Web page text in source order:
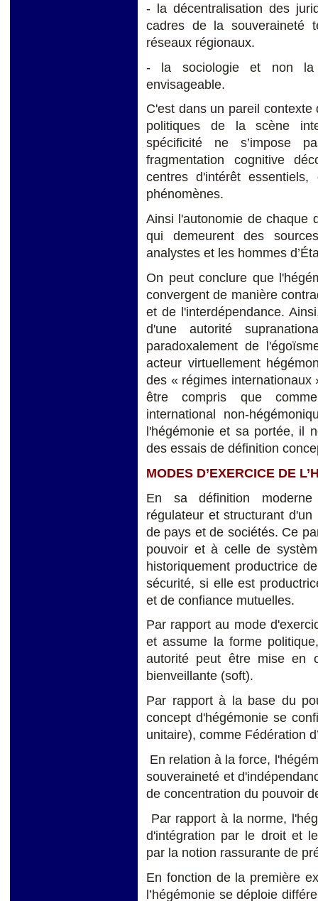
- la décentralisation des
cadres de la souveraineté
réseaux régionaux.
- la sociologie et non la
envisageable.
C'est dans un pareil
politiques de la scène
spécificité ne s’impose
fragmentation cognitive
centres d'intérêt
phénomènes.
Ainsi l'autonomie de chaque
qui demeurent des
analystes et les hommes
On peut conclure que
convergent de manière
et de l'interdépendance.
d'une autorité
paradoxalement de
acteur virtuellement
des « régimes
être compris que
international non-
l'hégémonie et sa portée, il
des essais de définition
MODES D’EXERCICE DE
En sa définition moderne
régulateur et structurant
de pays et de sociétés. Ce
pouvoir et à celle de
historiquement productrice
sécurité, si elle est
et de confiance mutuelles.
Par rapport au mode
et assume la forme
autorité peut être mise en
bienveillante (soft).
Par rapport à la base du
concept d'hégémonie se
unitaire), comme Fédération
En relation à la force,
souveraineté et
de concentration du pouvoir
Par rapport à la norme,
d'intégration par le droit et
par la notion rassurante de
En fonction de la première
l’hégémonie se déploie